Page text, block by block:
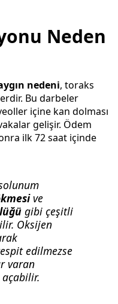
Neden
nedeni, toraks
Bu darbeler
içine kan dolması
gelişir. Ödem
ilk 72 saat içinde
ve
gibi çeşitli
Oksijen
edilmezse
varan